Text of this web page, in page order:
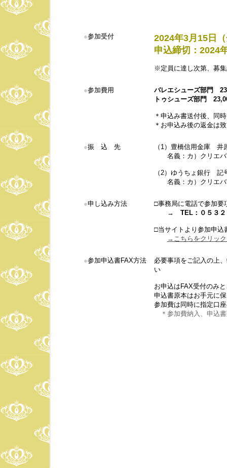
●参加受付
2024年3月15日
申込締切：2024
※定員に達し次第、募
●参加費用 バレエシューズ部門
トゥシューズ部門
＊申込み書送付後、同
＊お申込み後の返金は
●振 込 先
（1）豊橋信用金庫
名義：カ）クリエ
（2）ゆうちょ銀行
名義：カ）クリエバ
●申し込み方法
□事務局に電話で参加要
→ TEL：０５３
□当サイトより参加申込
→こちらをクリッ
●参加申込書FAX方法
必要事項をご記入の上
い
お申込はFAX受付のみ
申込書原本はお手元に
参加費は同時に指定口
＊参加費納入、申込